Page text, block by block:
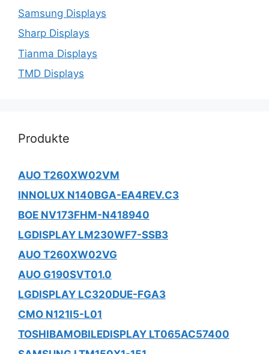
Samsung Displays
Sharp Displays
Tianma Displays
TMD Displays
Produkte
AUO T260XW02VM
INNOLUX N140BGA-EA4REV.C3
BOE NV173FHM-N418940
LGDISPLAY LM230WF7-SSB3
AUO T260XW02VG
AUO G190SVT01.0
LGDISPLAY LC320DUE-FGA3
CMO N121I5-L01
TOSHIBAMOBILEDISPLAY LT065AC57400